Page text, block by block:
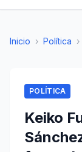
Inicio › Política ›
POLÍTICA
Keiko